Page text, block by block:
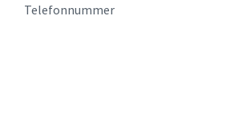
Telefonnummer